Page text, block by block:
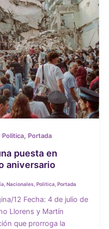
Politica, Portada
puesta en
aniversario
Nacionales Politica Portada
12 Fecha: 4 de julio de
Llorens y Martín
que prorroga la